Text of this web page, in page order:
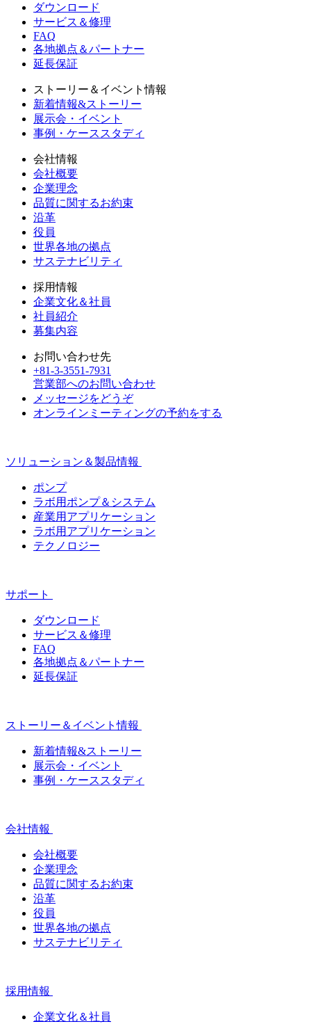
ダウンロード
サービス＆修理
FAQ
各地拠点＆パートナー
延長保証
ストーリー＆イベント情報
新着情報&ストーリー
展示会・イベント
事例・ケーススタディ
会社情報
会社概要
企業理念
品質に関するお約束
沿革
役員
世界各地の拠点
サステナビリティ
採用情報
企業文化＆社員
社員紹介
募集内容
お問い合わせ先
+81-3-3551-7931
営業部へのお問い合わせ
メッセージをどうぞ
オンラインミーティングの予約をする
ソリューション＆製品情報
ポンプ
ラボ用ポンプ＆システム
産業用アプリケーション
ラボ用アプリケーション
テクノロジー
サポート
ダウンロード
サービス＆修理
FAQ
各地拠点＆パートナー
延長保証
ストーリー＆イベント情報
新着情報&ストーリー
展示会・イベント
事例・ケーススタディ
会社情報
会社概要
企業理念
品質に関するお約束
沿革
役員
世界各地の拠点
サステナビリティ
採用情報
企業文化＆社員